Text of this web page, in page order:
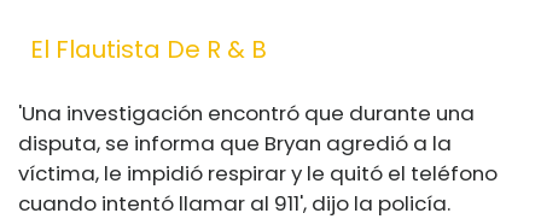
El Flautista De R & B
'Una investigación encontró que durante una
disputa, se informa que Bryan agredió a la
víctima, le impidió respirar y le quitó el teléfono
cuando intentó llamar al 911', dijo la policía.